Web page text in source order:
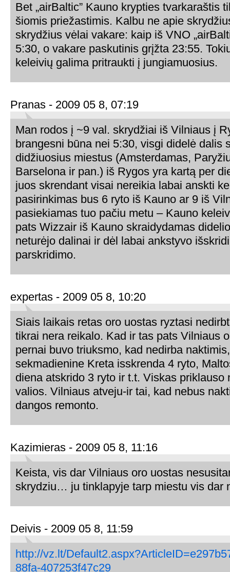
Bet „airBaltic” Kauno krypties tvarkaraštis
šiomis priežastimis. Kalbu ne apie
skrydžius vėlai vakare: kaip iš VNO
5:30, o vakare paskutinis grįžta 23:55.
keleivių galima pritraukti į jungiamuosius.
Pranas - 2009 05 8, 07:19
Man rodos į ~9 val. skrydžiai iš Vilniaus į
brangesni būna nei 5:30, visgi didelė dalis
didžiuosius miestus (Amsterdamas,
Barselona ir pan.) iš Rygos yra kartą per
juos skrendant visai nereikia labai anskti
pasirinkimas bus 6 ryto iš Kauno ar 9 iš
pasiekiamas tuo pačiu metu – Kauno
pats Wizzair iš Kauno skraidydamas
neturėjo dalinai ir dėl labai ankstyvo
parskridimo.
expertas - 2009 05 8, 10:20
Siais laikais retas oro uostas ryztasi
tikrai nera reikalo. Kad ir tas pats Vilniaus
pernai buvo triuksmo, kad nedirba
sekmadienine Kreta isskrenda 4 ryto,
diena atskrido 3 ryto ir t.t. Viskas priklauso
valios. Vilniaus atveju-ir tai, kad nebus
dangos remonto.
Kazimieras - 2009 05 8, 11:16
Keista, vis dar Vilniaus oro uostas
skrydziu… ju tinklapyje tarp miestu vis dar
Deivis - 2009 05 8, 11:59
http://vz.lt/
88fa-407253f47c29